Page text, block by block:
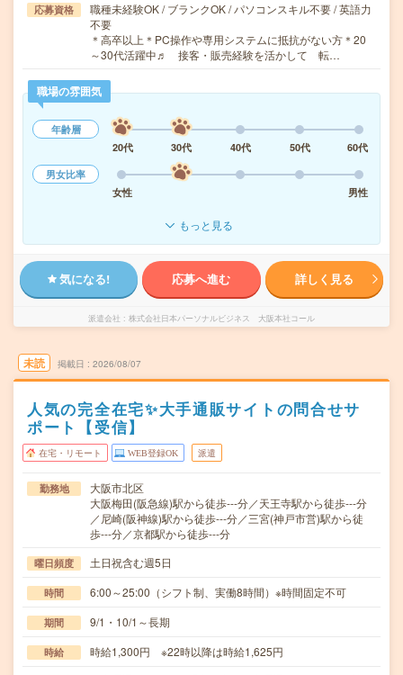
応募資格
職種未経験OK / ブランクOK / パソコンスキル不要 / 英語力
不要
＊高卒以上＊PC操作や専用システムに抵抗がない方＊20
～30代活躍中♬ 接客・販売経験を活かして 転…
職場の雰囲気
年齢層
20代
30代 40代 50代
60代
男女比率
女性
男性
もっと見る
気になる! 応募へ進む 詳しく見る
派遣会社 株式会社日本パーソナルビジネス 大阪本社コール
未読 掲載日 2026/08/07
人気の完全在宅✨大手通販サイトの問合せサ
ポート【受信】
在宅・リモート WEB登録OK 派遣
勤務地
大阪市北区
大阪梅田(阪急線)駅から徒歩---分／天王寺駅から徒歩---分
／尼崎(阪神線)駅から徒歩---分／三宮(神戸市営)駅から徒
歩---分／京都駅から徒歩---分
曜日頻度 土日祝含む週5日
時間 6:00～25:00（シフト制、実働8時間）※時間固定不可
期間 9/1・10/1～長期
時給 時給1,300円 ※22時以降は時給1,625円